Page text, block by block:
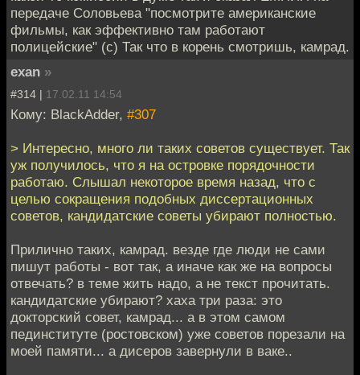
передаче Соловьева "посмотрите американские
фильмы, как эффективно там работают
полицейские" (с) Так что в корень смотришь, камрад.
exan »
#314 | 17.02.11 14:54
Кому: BlackAdder, #307
> Интересно, много ли таких советов существует. Так
уж получилось, что я на островке порядочности
работаю. Слышал некоторое время назад, что с
целью сокращения подобных диссертационных
советов, кандидатские советы убирают полностью.
Прилично таких, камрад. везде где люди не сами
пишут работы - вот так, а иначе как же на вопросы
отвечать? в теме жить надо, а не текст прочитать.
кандидатские убирают? хаха три раза: это
докторский совет, камрад... а в этом самом
пединституте (ростовском) уже советов порезали на
моей памяти... а дисеров завернули в ваке..